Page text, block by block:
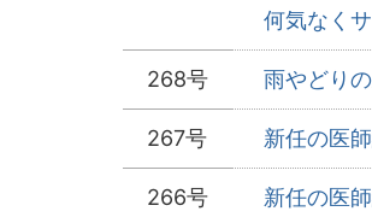
何気なく
268号 雨やどり
267号 新任の医
266号 新任の医